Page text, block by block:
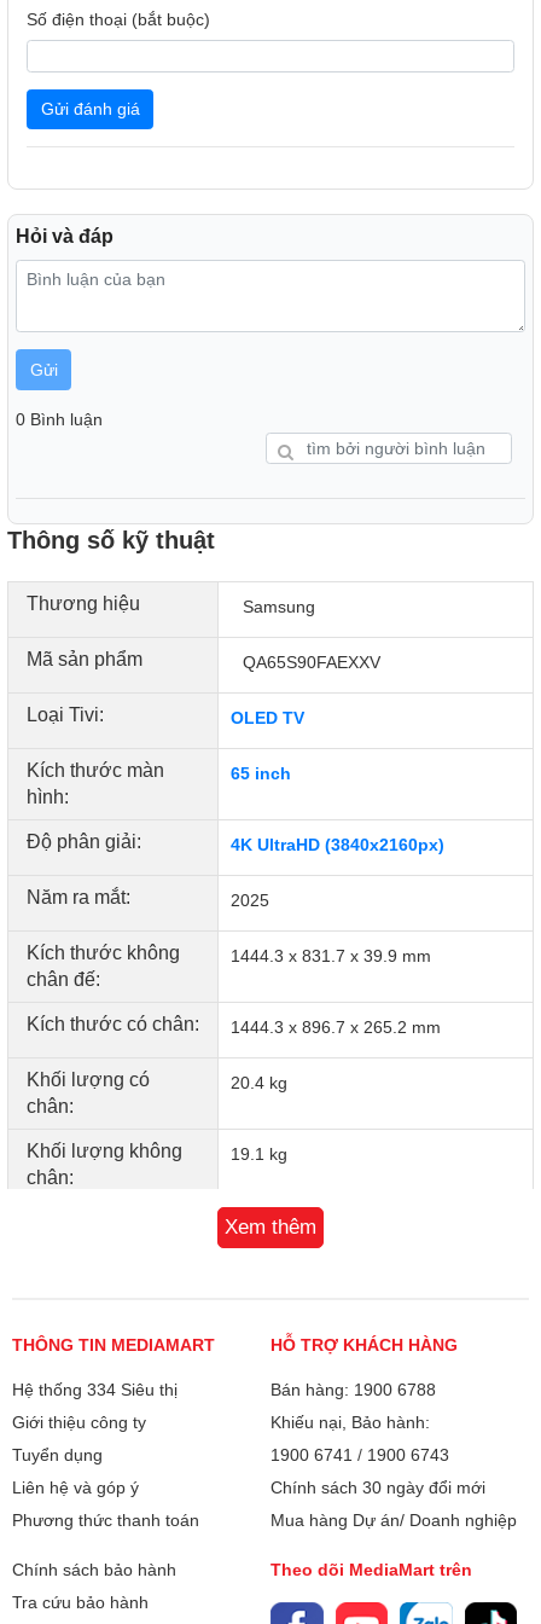
Quantum Dot: Tái tạo chính xác tỷ sắc màu với độ
sáng tự nhiên
tương phản vượt trội, hiển thị rõ từng chi tiết ẩn
Real Depth Enhancer: Tăng chiều sâu hình ảnh nhờ
Ultra Viewing Angle: Màu sắc và hình ảnh chuẩn xác
ở mọi góc nhìn
Anti-Reflection
Color Booster Pro & PANTONE Validated
nhận PANTONE
EyeComfort Mode & Smart Calibration: Tự động
dùng
Âm thanh sống động – Hòa quyện từng chuyển
động
Samsung S90F tích hợphệ thống loa 2.1CH công suất
40W, cùng các công nghệ âm thanh tiên tiến:
Object Tracking Sound Lite với Dolby Atmos
thanh chuyển động theo từng khung hình
Active Voice Amplifier Pro: Tự động điều chỉnh âm
lượng hội thoại theo môi trường
Adaptive Sound Pro: Tối ưu chất lượng âm thanh
theo nội dung hiển thị
Far Field Voice: Điều khiển giọng nói từ xa tiện lợi
Số điện thoại (bắt buộc)
Gửi đánh giá
Hỏi và đáp
Gửi
0 Bình luận
Thông số kỹ thuật
Thương hiệu Samsung
Mã sản phẩm QA65S90FAEXXV
Loại Tivi: OLED TV
Kích thước màn
hình:
65 inch
Độ phân giải: 4K UltraHD (3840x2160px)
Năm ra mắt: 2025
Kích thước không
chân đế:
1444.3 x 831.7 x 39.9 mm
Kích thước có chân: 1444.3 x 896.7 x 265.2 mm
Khối lượng có
chân:
20.4 kg
Khối lượng không
chân:
19.1 kg
Có
Cổng USB: 3 cổng
Cổng xuất âm
Cổng Optical (Digital Audio Out)
diện:
Xem thêm
THÔNG TIN MEDIAMART
Hệ thống 334 Siêu thị
Giới thiệu công ty
Tuyển dụng
Liên hệ và góp ý
Phương thức thanh toán
HỖ TRỢ KHÁCH HÀNG
Bán hàng: 1900 6788
Khiếu nại, Bảo hành:
1900 6741 / 1900 6743
Chính sách 30 ngày đổi mới
Mua hàng Dự án/ Doanh nghiệp
Chính sách bảo hành
Tra cứu bảo hành
Theo dõi MediaMart trên